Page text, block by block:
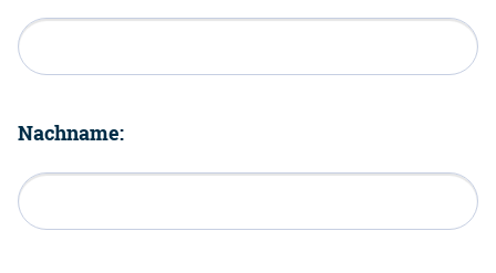
Nachname: